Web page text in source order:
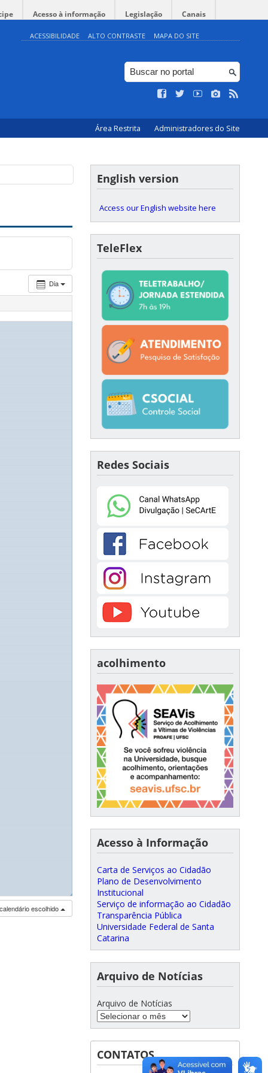
Acesso à informação Legislação Canais
ACESSIBILIDADE ALTO CONTRASTE MAPA DO SITE
Área Restrita Administradores do Site
Dia
◢
@Hall do Auditório |
escolhido
English version
Access our English website here
TeleFlex
Redes Sociais
acolhimento
Acesso à Informação
Carta de Serviços ao Cidadão
Plano de Desenvolvimento
Institucional
Serviço de informação ao Cidadão
Transparência Pública
Universidade Federal de Santa
Catarina
Arquivo de Notícias
Arquivo de Notícias
CONTATOS